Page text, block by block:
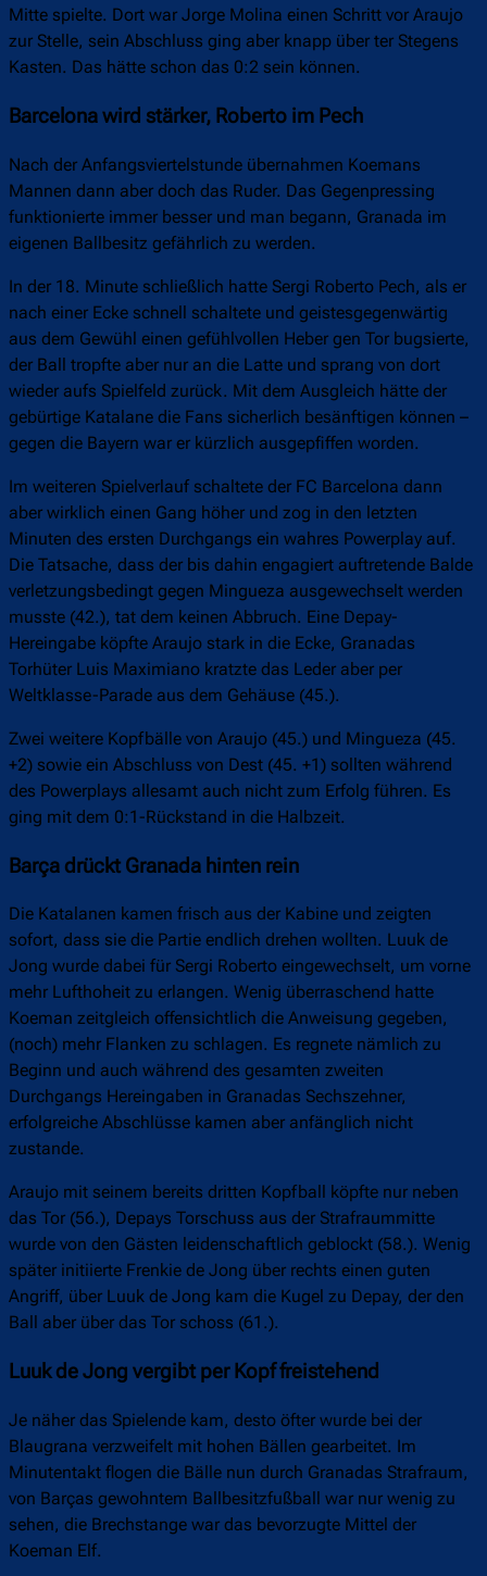
Mitte spielte. Dort war Jorge Molina einen Schritt vor Araujo
zur Stelle, sein Abschluss ging aber knapp über ter Stegens
Kasten. Das hätte schon das 0:2 sein können.
Barcelona wird stärker, Roberto im Pech
Nach der Anfangsviertelstunde übernahmen Koemans
Mannen dann aber doch das Ruder. Das Gegenpressing
funktionierte immer besser und man begann, Granada im
eigenen Ballbesitz gefährlich zu werden.
In der 18. Minute schließlich hatte Sergi Roberto Pech, als er
nach einer Ecke schnell schaltete und geistesgegenwärtig
aus dem Gewühl einen gefühlvollen Heber gen Tor bugsierte,
der Ball tropfte aber nur an die Latte und sprang von dort
wieder aufs Spielfeld zurück. Mit dem Ausgleich hätte der
gebürtige Katalane die Fans sicherlich besänftigen können –
gegen die Bayern war er kürzlich ausgepfiffen worden.
Im weiteren Spielverlauf schaltete der FC Barcelona dann
aber wirklich einen Gang höher und zog in den letzten
Minuten des ersten Durchgangs ein wahres Powerplay auf.
Die Tatsache, dass der bis dahin engagiert auftretende Balde
verletzungsbedingt gegen Mingueza ausgewechselt werden
musste (42.), tat dem keinen Abbruch. Eine Depay-
Hereingabe köpfte Araujo stark in die Ecke, Granadas
Torhüter Luis Maximiano kratzte das Leder aber per
Weltklasse-Parade aus dem Gehäuse (45.).
Zwei weitere Kopfbälle von Araujo (45.) und Mingueza (45.
+2) sowie ein Abschluss von Dest (45. +1) sollten während
des Powerplays allesamt auch nicht zum Erfolg führen. Es
ging mit dem 0:1-Rückstand in die Halbzeit.
Barça drückt Granada hinten rein
Die Katalanen kamen frisch aus der Kabine und zeigten
sofort, dass sie die Partie endlich drehen wollten. Luuk de
Jong wurde dabei für Sergi Roberto eingewechselt, um vorne
mehr Lufthoheit zu erlangen. Wenig überraschend hatte
Koeman zeitgleich offensichtlich die Anweisung gegeben,
(noch) mehr Flanken zu schlagen. Es regnete nämlich zu
Beginn und auch während des gesamten zweiten
Durchgangs Hereingaben in Granadas Sechszehner,
erfolgreiche Abschlüsse kamen aber anfänglich nicht
zustande.
Araujo mit seinem bereits dritten Kopfball köpfte nur neben
das Tor (56.), Depays Torschuss aus der Strafraummitte
wurde von den Gästen leidenschaftlich geblockt (58.). Wenig
später initiierte Frenkie de Jong über rechts einen guten
Angriff, über Luuk de Jong kam die Kugel zu Depay, der den
Ball aber über das Tor schoss (61.).
Luuk de Jong vergibt per Kopf freistehend
Je näher das Spielende kam, desto öfter wurde bei der
Blaugrana verzweifelt mit hohen Bällen gearbeitet. Im
Minutentakt flogen die Bälle nun durch Granadas Strafraum,
von Barças gewohntem Ballbesitzfußball war nur wenig zu
sehen, die Brechstange war das bevorzugte Mittel der
Koeman Elf.